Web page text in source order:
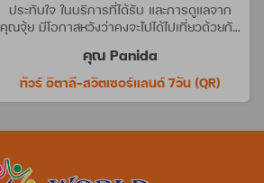
ประทับใจ ในบริการที่ได้รับ และการดูแลจาก
คุณจุ้ย มีโอกาสหวังว่าคงจะไปได้ไปเที่ยวด้วยกัน
คุณ Panida
ทัวร์ อิตาลี-สวิตเซอร์แลนด์ 7วัน (QR)